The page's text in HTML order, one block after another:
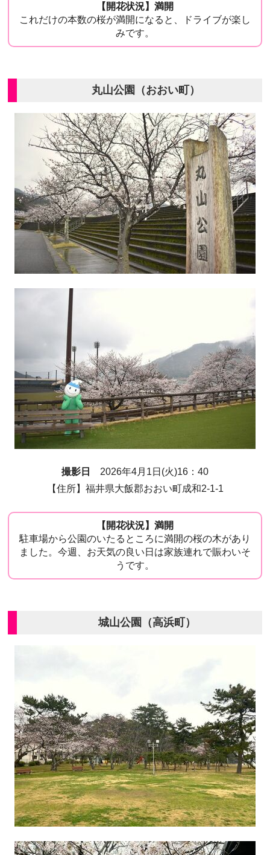
【開花状況】満開
これだけの本数の桜が満開になると、ドライブが楽し
みです。
丸山公園（おおい町）
撮影日
2026年4月1日(火)16：40
【住所】福井県大飯郡おおい町成和2-1-1
【開花状況】満開
駐車場から公園のいたるところに満開の桜の木があり
ました。今週、お天気の良い日は家族連れで賑わいそ
うです。
城山公園（高浜町）